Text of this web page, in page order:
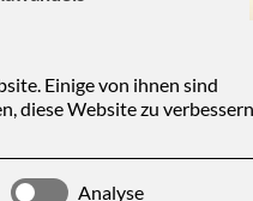
gemeinsam im
und Schüler in
des
Zeitraum von 2000
Einige von ihnen sind
diese Website zu
Analyse